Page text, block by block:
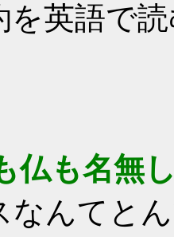
を英語で
仏も名無
なんてと